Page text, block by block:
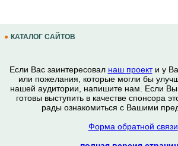
КАТАЛОГ САЙТОВ
Если Вас заинтересовал наш проекти у
или пожелания, которые могли бы
нашей аудитории, напишите нам. Если
готовы выступить в качестве спонсора
рады ознакомиться с Вашими
Форма обратной связи